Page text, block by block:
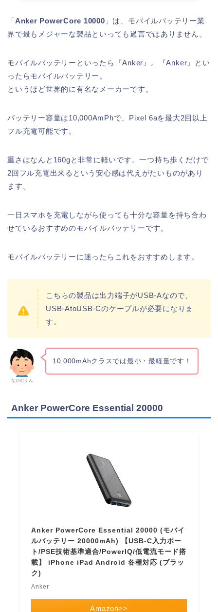
「Anker PowerCore 10000 」は、モバイルバッテリー業
界で最もメジャーな製品といっても過言ではありません。
モバイルバッテリーといったら『Anker』。『Anker』とい
ったらモバイルバッテリー。
というほど世界的に有名なメーカーです。
バッテリー容量は10,000AmPhで、Pixel 6aを最大2回以上
フル充電可能です。
重さはなんと160gと非常に軽いです。一つ持ち歩くだけで
2回フル充電出来るという安心感は代えがたいものがあり
ます。
一日スマホを充電しながら使っても十分な容量を持ち合わ
せているおすすめのモバイルバッテリーです。
モバイルバッテリーに迷ったらこれをおすすめします。
こちらの製品は出力端子がUSB-Aなので、
USB-AtoUSB-Cのケーブルが必要になりま
す。
なかむくん
10,000mAhクラスでは最小・最軽量です！
Anker PowerCore Essential 20000
Anker PowerCore Essential 20000 (モバイ
ルバッテリー 20000mAh) 【USB-C入力ポー
ト/PSE技術基準適合/PowerIQ/低電流モード搭
載】 iPhone iPad Android 各種対応 (ブラッ
ク)
Anker
Amazon>>